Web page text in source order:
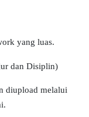
yang luas.
dan Disiplin)
diupload melalui